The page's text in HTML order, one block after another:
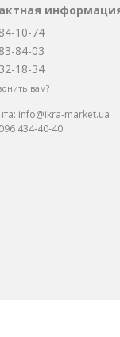
10-74
84-03
18-34
вам?
info@ikra-market.ua
096 434-40-40